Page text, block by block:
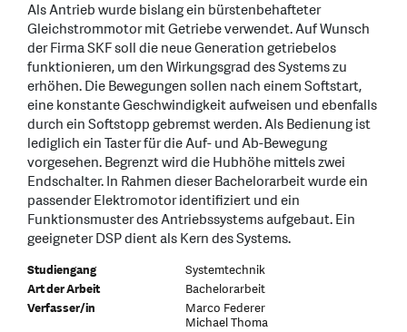
Als Antrieb wurde bislang ein bürstenbehafteter
Gleichstrommotor mit Getriebe verwendet. Auf Wunsch
der Firma SKF soll die neue Generation getriebelos
funktionieren, um den Wirkungsgrad des Systems zu
erhöhen. Die Bewegungen sollen nach einem Softstart,
eine konstante Geschwindigkeit aufweisen und ebenfalls
durch ein Softstopp gebremst werden. Als Bedienung ist
lediglich ein Taster für die Auf- und Ab-Bewegung
vorgesehen. Begrenzt wird die Hubhöhe mittels zwei
Endschalter. In Rahmen dieser Bachelorarbeit wurde ein
passender Elektromotor identifiziert und ein
Funktionsmuster des Antriebssystems aufgebaut. Ein
geeigneter DSP dient als Kern des Systems.
Studiengang
Systemtechnik
Art der Arbeit
Bachelorarbeit
Verfasser/in
Marco Federer
Michael Thoma